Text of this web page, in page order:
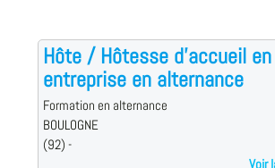
Hôte / Hôtesse d'accueil en
entreprise en alternance
Formation en alternance
BOULOGNE
(92) -